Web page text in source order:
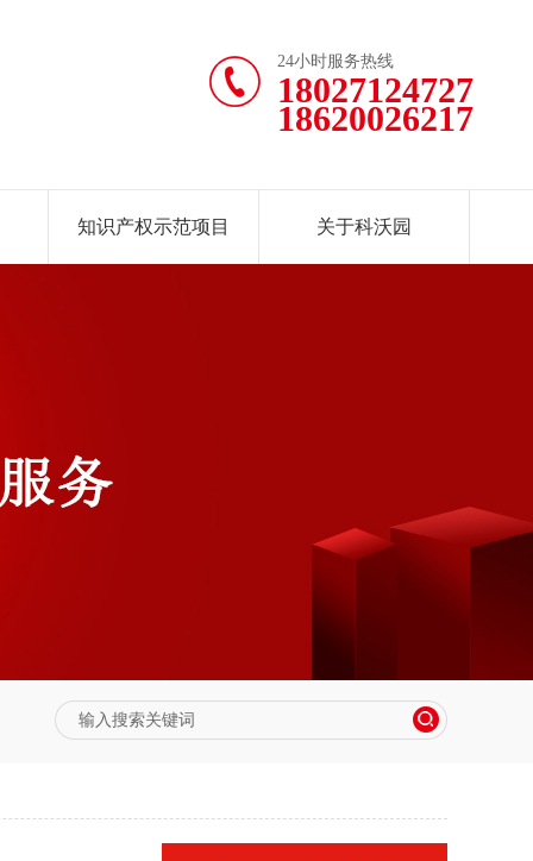
24小时服务热线
18027124727
18620026217
知识产权示范项目 关于科沃园